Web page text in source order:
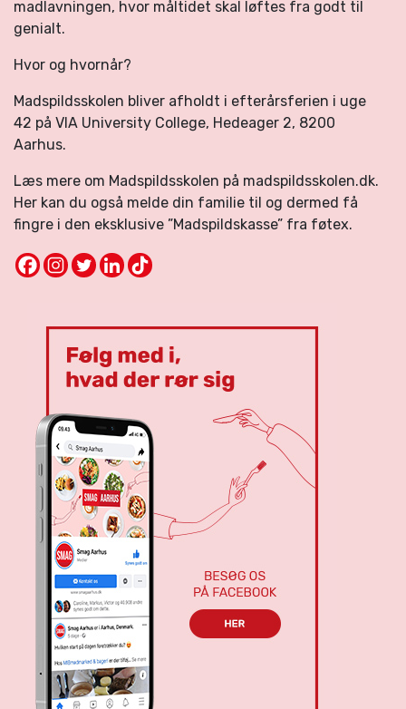
madlavningen, hvor måltidet skal løftes fra godt til
genialt.
Hvor og hvornår?
Madspildsskolen bliver afholdt i efterårsferien i uge
42 på VIA University College, Hedeager 2, 8200
Aarhus.
Læs mere om Madspildsskolen på madspildsskolen.dk.
Her kan du også melde din familie til og dermed få
fingre i den eksklusive ”Madspildskasse” fra føtex.